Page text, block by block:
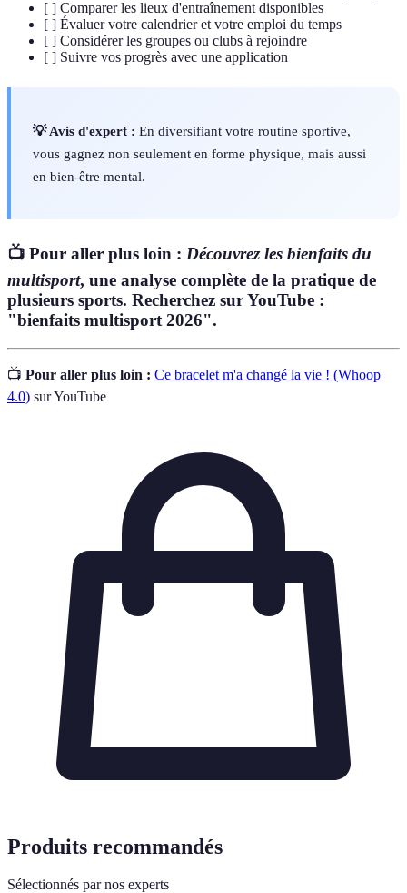
[ ] Comparer les lieux d'entraînement disponibles
[ ] Évaluer votre calendrier et votre emploi du temps
[ ] Considérer les groupes ou clubs à rejoindre
[ ] Suivre vos progrès avec une application
💡 Avis d'expert : En diversifiant votre routine sportive,
vous gagnez non seulement en forme physique, mais aussi
en bien-être mental.
📺 Pour aller plus loin : Découvrez les bienfaits du
multisport, une analyse complète de la pratique de
plusieurs sports. Recherchez sur YouTube :
"bienfaits multisport 2026".
📺 Pour aller plus loin : Ce bracelet m'a changé la vie ! (Whoop
4.0) sur YouTube
Produits recommandés
Sélectionnés par nos experts